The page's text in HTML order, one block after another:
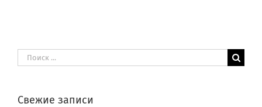
Результат
поиска:
Свежие записи